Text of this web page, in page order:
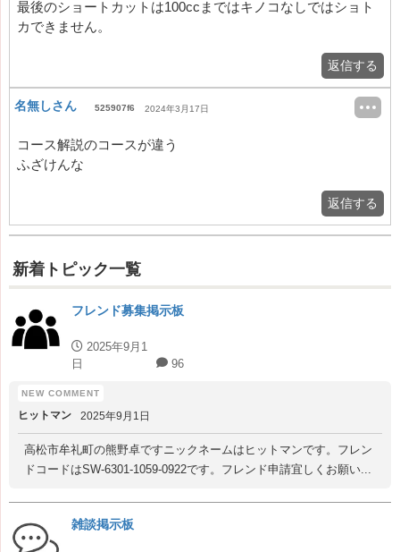
最後のショートカットは100ccまではキノコなしではショト
カできません。
返信する
名無しさん 525907f6 2024年3月17日
コース解説のコースが違う
ふざけんな
返信する
新着トピック一覧
フレンド募集掲示板
2025年9月1
日
96
ヒットマン 2025年9月1日
高松市牟礼町の熊野卓ですニックネームはヒットマンです。フレン
ドコードはSW-6301-1059-0922です。フレンド申請宜しくお願い...
雑談掲示板